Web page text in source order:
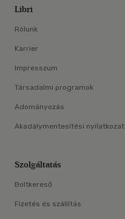
Libri
Rólunk
Karrier
Impresszum
Társadalmi programok
Adományozás
Akadálymentesítési nyilatkozat
Szolgáltatás
Boltkereső
Fizetés és szállítás